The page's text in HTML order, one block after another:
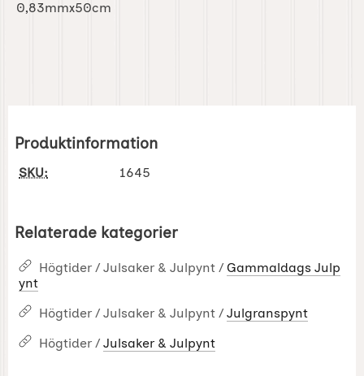
0,83mmx50cm
Produktinformation
SKU: 1645
Relaterade kategorier
Högtider / Julsaker & Julpynt / Gammaldags Julp
ynt
Högtider / Julsaker & Julpynt / Julgranspynt
Högtider / Julsaker & Julpynt